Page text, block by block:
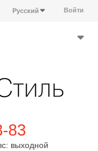
Войти
Русский
83
выходной